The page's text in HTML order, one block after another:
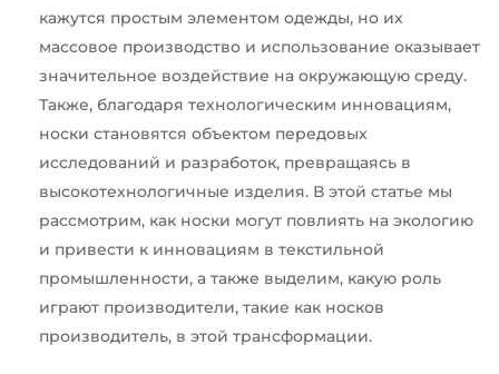
кажутся простым элементом одежды, но их
массовое производство и использование оказывает
значительное воздействие на окружающую среду.
Также, благодаря технологическим инновациям,
носки становятся объектом передовых
исследований и разработок, превращаясь в
высокотехнологичные изделия. В этой статье мы
рассмотрим, как носки могут повлиять на экологию
и привести к инновациям в текстильной
промышленности, а также выделим, какую роль
играют производители, такие как носков
производитель, в этой трансформации.